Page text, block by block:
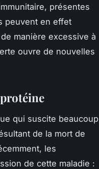
présentes
peuvent en effet
manière excessive à
ouvre de nouvelles
qui suscite beaucoup
de la mort de
les
de cette maladie :